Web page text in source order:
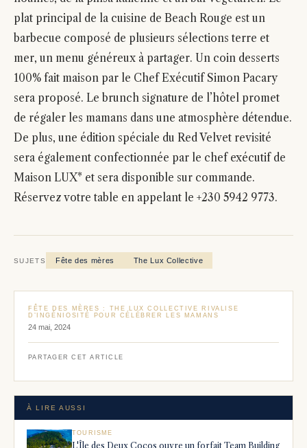
plat principal de la cuisine de Beach Rouge est un
barbecue composé de plusieurs sélections terre et
mer, un menu généreux à partager. Un coin desserts
100% fait maison par le Chef Exécutif Simon Pacary
sera proposé. Le brunch signature de l’hôtel promet
de régaler les mamans dans une atmosphère détendue.
De plus, une édition spéciale du Red Velvet revisité
sera également confectionnée par le chef exécutif de
Maison LUX* et sera disponible sur commande.
Réservez votre table en appelant le +230 5942 9773.
SUJETS Fête des mères The Lux Collective
FÊTE DES MÈRES : THE LUX COLLECTIVE RIVALISE
D’INGÉNIOSITÉ POUR CÉLÉBRER LES MAMANS
24 mai, 2024
PARTAGER CET ARTICLE
À LIRE AUSSI
TOURISME
L'Île des Deux Cocos ouvre un forfait Team Building